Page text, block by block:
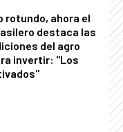
rotundo, ahora el
destaca las
del agro
invertir: "Los